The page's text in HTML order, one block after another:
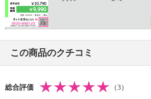
・摩擦による色落ち、色移り注意
・過度な力をかけない
【個体差あり】
【原産国（地）】
この商品のクチコミ
総合評価 （3）